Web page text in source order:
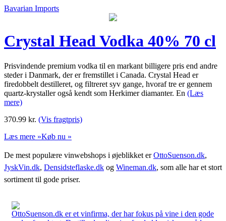
Bavarian Imports
Crystal Head Vodka 40% 70 cl
Prisvindende premium vodka til en markant billigere pris end andre
steder i Danmark, der er fremstillet i Canada. Crystal Head er
firedobbelt destilleret, og filtreret syv gange, hvoraf tre er gennem
quartz-krystaller også kendt som Herkimer diamanter. En (Læs
mere)
370.99 kr. (Vis fragtpris)
Læs mere »Køb nu »
De mest populære vinwebshops i øjeblikket erOttoSuenson.dk,
JyskVin.dk, Densidsteflaske.dk og Wineman.dk, som alle har et stort
sortiment til gode priser.
OttoSuenson.dk er et vinfirma, der har fokus på vine i den gode